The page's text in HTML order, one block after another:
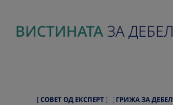
СОВЕТ ОД ЕКСПЕРТ ГРИЖА ЗА